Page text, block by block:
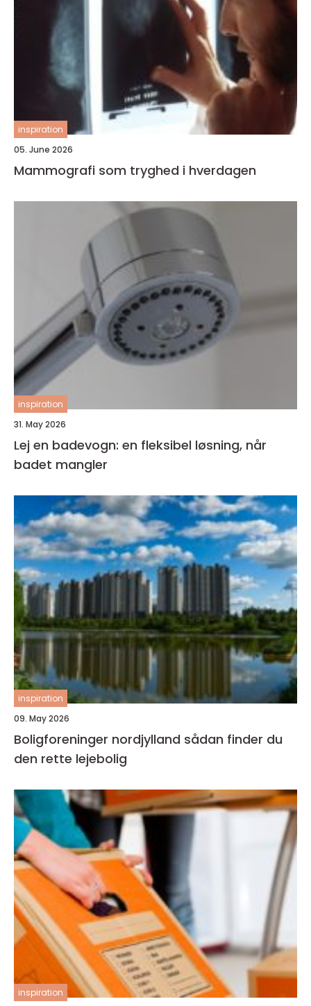
inspiration
05. June 2026
Mammografi som tryghed i hverdagen
inspiration
31. May 2026
Lej en badevogn: en fleksibel løsning, når
badet mangler
inspiration
09. May 2026
Boligforeninger nordjylland sådan finder du
den rette lejebolig
inspiration